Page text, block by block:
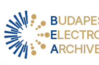
B
E
A